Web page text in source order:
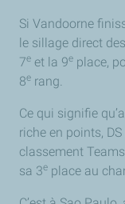
Si Vandoorne
le sillage direct
7e et la 9e place,
8e rang.
Ce qui signifie
riche en points,
classement
sa 3e place au